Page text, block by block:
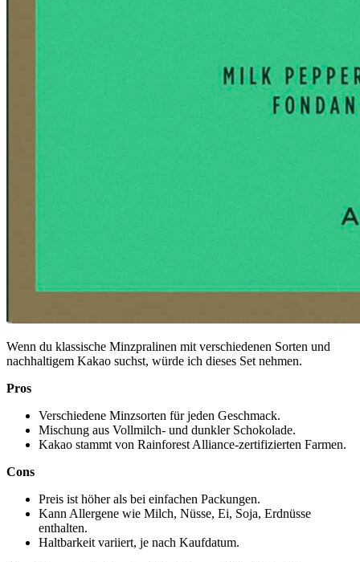
Wenn du klassische Minzpralinen mit verschiedenen Sorten und
nachhaltigem Kakao suchst, würde ich dieses Set nehmen.
Pros
Verschiedene Minzsorten für jeden Geschmack.
Mischung aus Vollmilch- und dunkler Schokolade.
Kakao stammt von Rainforest Alliance-zertifizierten Farmen.
Cons
Preis ist höher als bei einfachen Packungen.
Kann Allergene wie Milch, Nüsse, Ei, Soja, Erdnüsse
enthalten.
Haltbarkeit variiert, je nach Kaufdatum.